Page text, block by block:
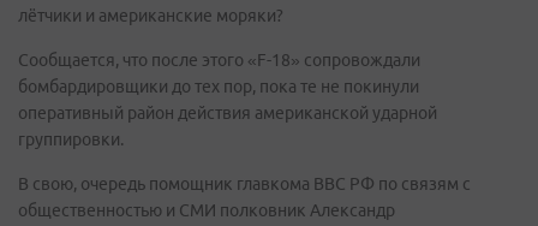
лётчики и американские моряки?
Сообщается, что после этого «F-18» сопровождали
бомбардировщики до тех пор, пока те не покинули
оперативный район действия американской ударной
группировки.
В свою, очередь помощник главкома ВВС РФ по связям с
общественностью и СМИ полковник Александр